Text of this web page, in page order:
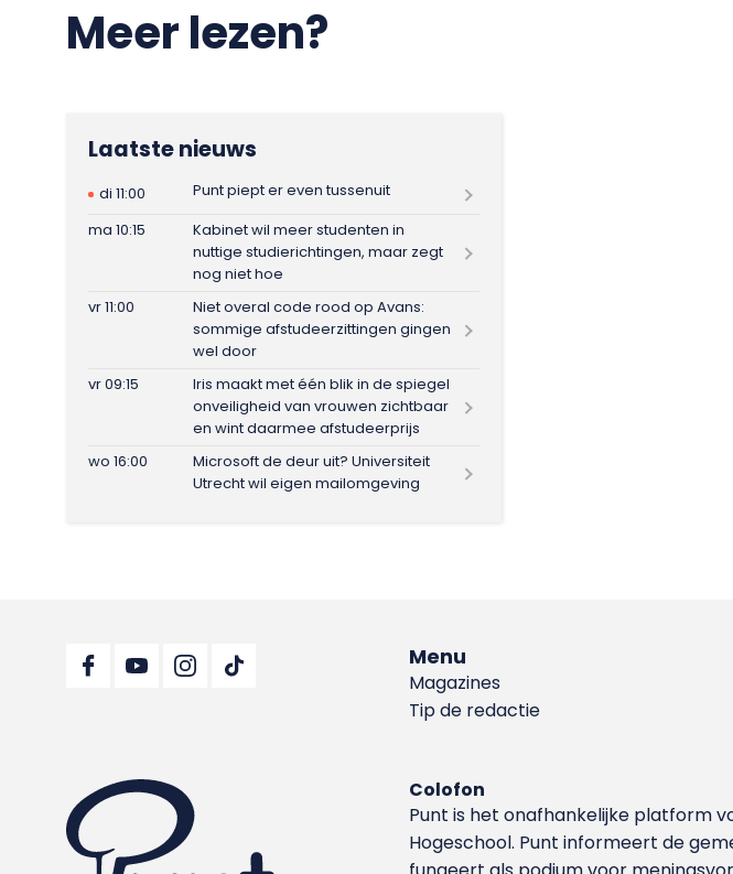
Meer lezen?
Laatste nieuws
di 11:00
Punt piept er even tussenuit
ma 10:15
Kabinet wil meer studenten in
nuttige studierichtingen, maar zegt
nog niet hoe
vr 11:00
Niet overal code rood op Avans:
sommige afstudeerzittingen gingen
wel door
vr 09:15
Iris maakt met één blik in de spiegel
onveiligheid van vrouwen zichtbaar
en wint daarmee afstudeerprijs
wo 16:00
Microsoft de deur uit? Universiteit
Utrecht wil eigen mailomgeving
Menu
Magazines
Tip de redactie
Colofon
Punt is het onafhankelijke platform
Hoge­school. Punt informeert de